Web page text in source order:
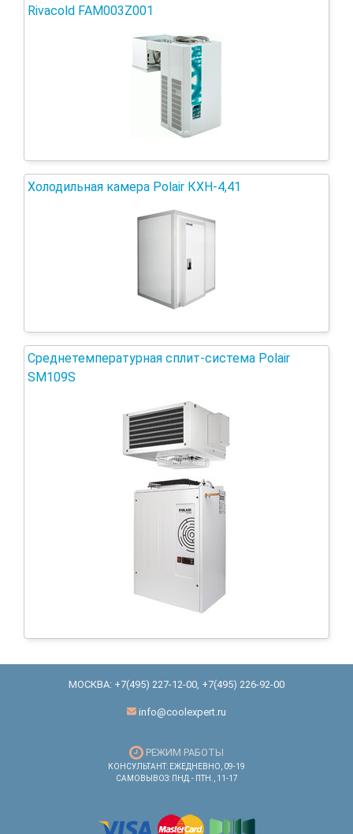
Rivacold FAM003Z001
Холодильная камера Polair КХН-4,41
Среднетемпературная сплит-система Polair
SM109S
МОСКВА: +7(495) 227-12-00 +7(495) 226-92-00
info@coolexpert.ru
РЕЖИМ РАБОТЫ
КОНСУЛЬТАНТ: ЕЖЕДНЕВНО, 09-19
САМОВЫВОЗ: ПНД.- ПТН., 11-17